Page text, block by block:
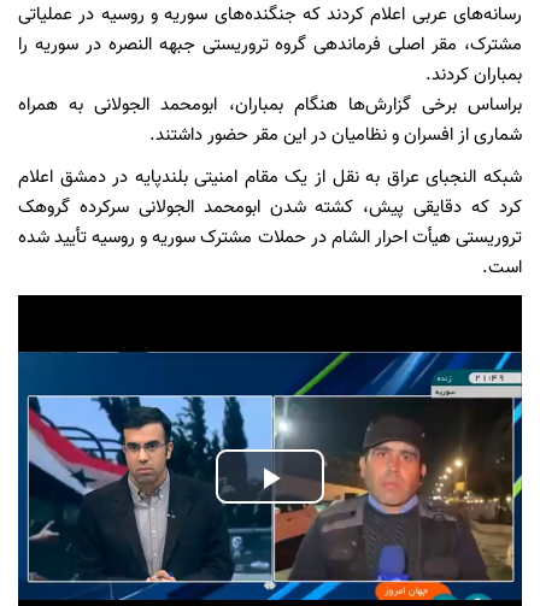
رسانه‌های عربی اعلام کردند که جنگنده‌های سوریه و روسیه در عملیاتی
مشترک، مقر اصلی فرماندهی گروه تروریستی جبهه النصره در سوریه را
بمباران کردند.
براساس برخی گزارش‌ها هنگام بمباران، ابومحمد الجولانی به همراه
شماری از افسران و نظامیان در این مقر حضور داشتند.
شبکه النجبای عراق به نقل از یک مقام امنیتی بلندپایه در دمشق اعلام
کرد که دقایقی پیش، کشته شدن ابومحمد الجولانی سرکرده گروهک
تروریستی هیأت احرار الشام در حملات مشترک سوریه و روسیه تأیید شده
است.
Play
Video